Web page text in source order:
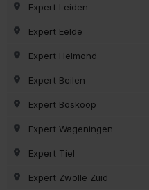
Expert Leiden
Expert Eelde
Expert Helmond
Expert Beilen
Expert Boskoop
Expert Wageningen
Expert Tiel
Expert Zwolle Zuid